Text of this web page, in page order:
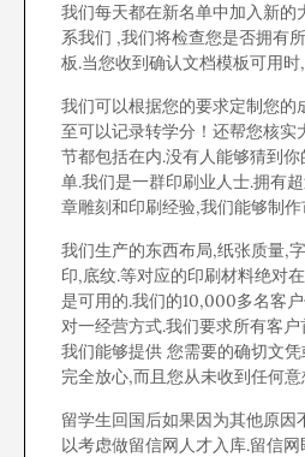
我们每天都在新名单中加入新的
系我们 ,我们将检查您是否拥有
板.当您收到确认文档模板可用
我们可以根据您的要求定制您的
至可以记录转学分！还帮您核实
节都包括在内.没有人能够猜到
单.我们是一群印刷业人士.拥有
章雕刻和印刷经验,我们能够制
我们生产的东西布局,纸张质量,
印,底纹.等对应的印刷材料绝对
是可用的.我们的10,000多名客
对一经营方式.我们要求所有客
我们能够提供 您需要的确切文
完全放心,而且您从未收到任何
留学生回国后如果因为其他原因
以考虑做留信网人才入库.留信